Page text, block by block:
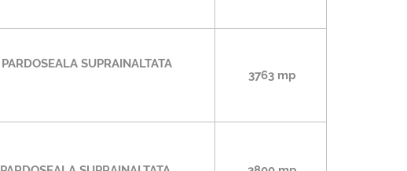
PARDOSEALA SUPRAINALTATA
3763 mp